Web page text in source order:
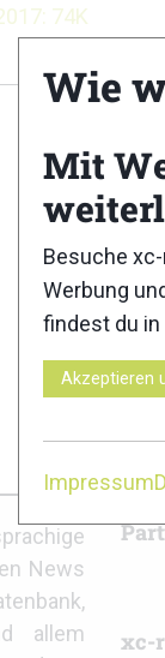
74K
News
allem
xc-
Wie
Mit
Besuche
Werbung
findest du in
Akzeptieren
Impressum